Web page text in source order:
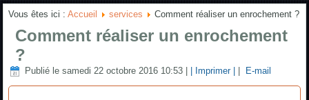
Vous êtes ici :Accueil services Comment réaliser un enrochement ?
Comment réaliser un enrochement
?
Publié le samedi 22 octobre 2016 10:53 | Imprimer | E-mail